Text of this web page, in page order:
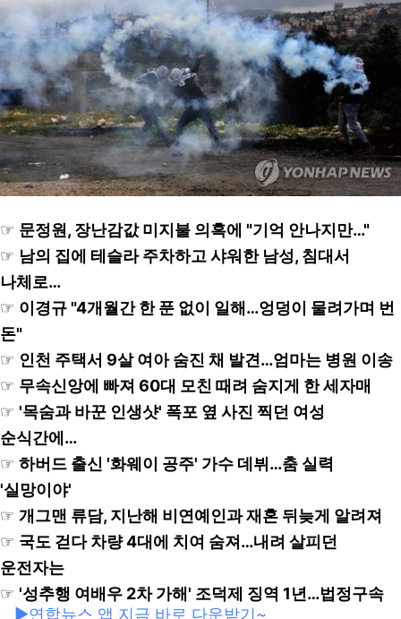
☞ 문정원, 장난감값 미지불 의혹에 "기억 안나지만…"
☞ 남의 집에 테슬라 주차하고 샤워한 남성, 침대서
나체로…
☞ 이경규 "4개월간 한 푼 없이 일해…엉덩이 물려가며 번
돈"
☞ 인천 주택서 9살 여아 숨진 채 발견…엄마는 병원 이송
☞ 무속신앙에 빠져 60대 모친 때려 숨지게 한 세자매
☞ '목숨과 바꾼 인생샷' 폭포 옆 사진 찍던 여성
순식간에…
☞ 하버드 출신 '화웨이 공주' 가수 데뷔…춤 실력
'실망이야'
☞ 개그맨 류담, 지난해 비연예인과 재혼 뒤늦게 알려져
☞ 국도 걷다 차량 4대에 치여 숨져…내려 살피던
운전자는
☞ '성추행 여배우 2차 가해' 조덕제 징역 1년…법정구속
▶연합뉴스 앱 지금 바로 다운받기~